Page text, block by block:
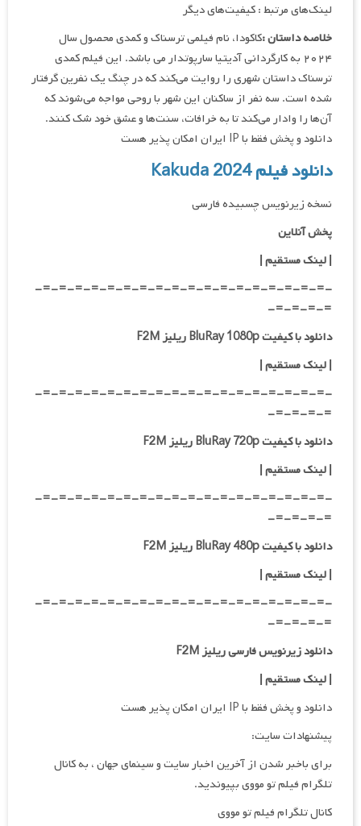
لینک‌های مرتبط : کیفیت‌های دیگر
خلاصه داستان :کاکودا، نام فیلمی ترسناک و کمدی محصول سال
۲۰۲۴ به کارگردانی آدیتیا سارپوتدار می باشد. این فیلم کمدی
ترسناک داستان شهری را روایت می‌کند که در چنگ یک نفرین گرفتار
شده است. سه نفر از ساکنان این شهر با روحی مواجه می‌شوند که
آن‌ها را وادار می‌کند تا به خرافات، سنت‌ها و عشق خود شک کنند.
دانلود و پخش فقط با IP ایران امکان پذیر هست
دانلود فیلم Kakuda 2024
نسخه زیرنویس چسبیده فارسی
پخش آنلاین
| لینک مستقیم|
-=-=-=-=-=-=-=-=-=-=-=-=-=-=-=-=-=-=-
=-=-=-=-
دانلود با کیفیت BluRay 1080p ریلیز F2M
|لینک مستقیم|
-=-=-=-=-=-=-=-=-=-=-=-=-=-=-=-=-=-=-
=-=-=-=-
دانلود با کیفیت BluRay 720p ریلیز F2M
| لینک مستقیم|
-=-=-=-=-=-=-=-=-=-=-=-=-=-=-=-=-=-=-
=-=-=-=-
دانلود با کیفیت BluRay 480p ریلیز F2M
| لینک مستقیم|
-=-=-=-=-=-=-=-=-=-=-=-=-=-=-=-=-=-=-
=-=-=-=-
دانلود زیرنویس فارسی ریلیز F2M
| لینک مستقیم|
دانلود و پخش فقط با IP ایران امکان پذیر هست
پیشنهادات سایت:
برای باخبر شدن از آخرین اخبار سایت و سینمای جهان ، به کانال
تلگرام فیلم تو مووی بپیوندید.
کانال تلگرام فیلم تو مووی